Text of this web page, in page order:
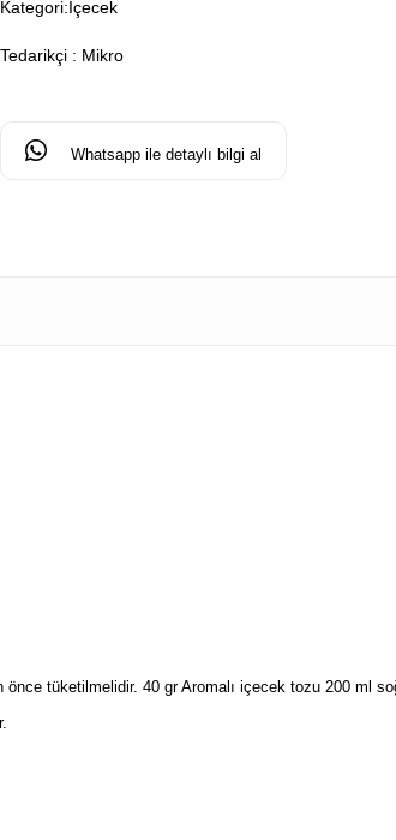
Kategori:İçecek
Tedarikçi : Mikro
Whatsapp ile detaylı bilgi al
tüketilmelidir. 40 gr Aromalı içecek tozu 200 ml